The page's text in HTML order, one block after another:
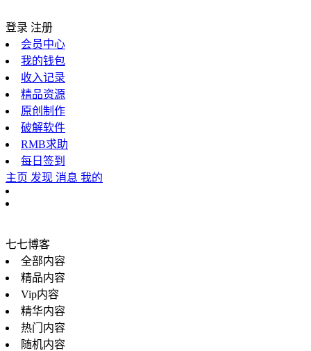
登录 注册
会员中心
我的钱包
收入记录
精品资源
原创制作
破解软件
RMB求助
每日签到
主页 发现 消息 我的
七七博客
全部内容
精品内容
Vip内容
精华内容
热门内容
随机内容